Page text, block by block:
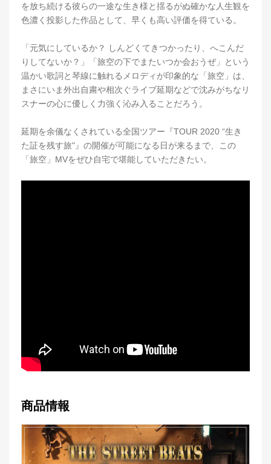
を放ち続ける彼らの一途な生き様と揺るがぬ確かな人生観を
色濃く投影した作品として、早くも高い評価を得ている。
「元気にしているか？ しんどくてきつかったり、へこんだ
りしてないか？」「旅空の下でまたいつか会おうぜ」という
温かい歌詞と琴線に触れるメロディが印象的な「旅空」は、
まさにいま外出自粛や相次ぐライブ延期などで沈みがちなリ
スナーの心に優しく力強く沁み入ることだろう。
延期を余儀なくされている全国ツアー『TOUR 2020 “生き
た証を残す旅"』の開催が可能になる日が来るまで、この
「旅空」MVをぜひ自宅で堪能していただきたい。
商品情報